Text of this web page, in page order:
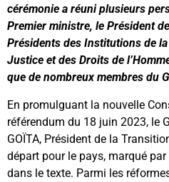
cérémonie a réuni plusieurs
Premier ministre, le Président
Présidents des Institutions de
Justice et des Droits de
que de nombreux membres du
En promulguant la nouvelle
référendum du 18 juin 2023, le
GOÏTA, Président de la
départ pour le pays, marqué
dans le texte. Parmi les